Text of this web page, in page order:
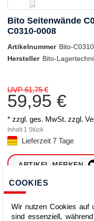
Bito Seitenwände
C0310-0008
Artikelnummer Bito-
Hersteller Bito-
UVP 61,75 €
59,95 €
* zzgl. ges. MwSt. zzgl.
Inhalt 1 Stück
Lieferzeit 7 Tage
ARTIKEL MERKEN
COOKIES
Wir nutzen Cookies auf
sind essenziell,